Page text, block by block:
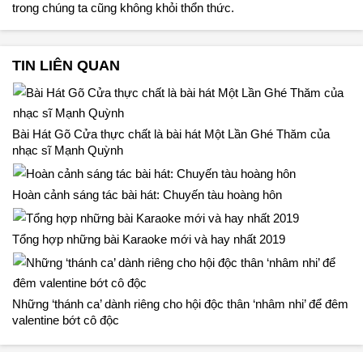
trong chúng ta cũng không khỏi thổn thức.
TIN LIÊN QUAN
Bài Hát Gõ Cửa thực chất là bài hát Một Lần Ghé Thăm của
nhạc sĩ Mạnh Quỳnh
Hoàn cảnh sáng tác bài hát: Chuyến tàu hoàng hôn
Tổng hợp những bài Karaoke mới và hay nhất 2019
Những ‘thánh ca’ dành riêng cho hội độc thân ‘nhâm nhi’ để đêm
valentine bớt cô độc